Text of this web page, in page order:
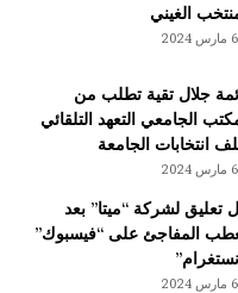
الغيني
6 مارس 2024
جلال تقية تطلب من
الجامعي التعهد التلقائي
انتخابات الجامعة
6 مارس 2024
تعليق لشركة “ميتا” بعد
المفاجئ على “فيسبوك”
6 مارس 2024